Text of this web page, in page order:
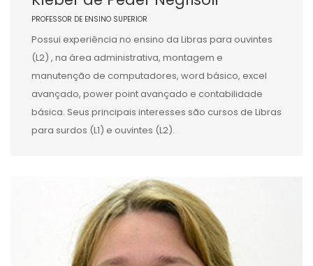
PROFESSOR DE ENSINO SUPERIOR
Possui experiência no ensino da Libras para ouvintes
(L2) , na área administrativa, montagem e
manutenção de computadores, word básico, excel
avançado, power point avançado e contabilidade
básica. Seus principais interesses são cursos de Libras
para surdos (L1) e ouvintes (L2).